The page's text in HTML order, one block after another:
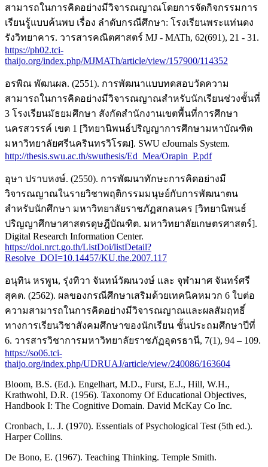
สามารถในการคิดอย่างมีวิจารณญาณโดยการจัดกิจกรรมการ
เรียนรู้แบบค้นพบ เรื่อง ลำดับกรณีศึกษา: โรงเรียนพระแท่นดง
รังวิทยาคาร. วารสารคณิตศาสตร์ MJ - MATh, 62(691), 21 - 31.
https://ph02.tci-
thaijo.org/index.php/MJMATh/article/view/157900/114352
อรพิณ พัฒนผล. (2551). การพัฒนาแบบทดสอบวัดความ
สามารถในการคิดอย่างมีวิจารณญาณสำหรับนักเรียนช่วงชั้นที่
3 โรงเรียนมัธยมศึกษา สังกัดสำนักงานเขตพื้นที่การศึกษา
นครสวรรค์ เขต 1 [วิทยานิพนธ์ปริญญาการศึกษามหาบัณฑิต
มหาวิทยาลัยศรีนครินทรวิโรฒ]. SWU eJournals System.
http://thesis.swu.ac.th/swuthesis/Ed_Mea/Orapin_P.pdf
อุษา ปราบหงษ์. (2550). การพัฒนาทักษะการคิดอย่างมี
วิจารณญาณในรายวิชาพฤติกรรมมนุษย์กับการพัฒนาตน
สำหรับนักศึกษา มหาวิทยาลัยราชภัฏสกลนคร [วิทยานิพนธ์
ปริญญาศึกษาศาสตรดุษฎีบัณฑิต. มหาวิทยาลัยเกษตรศาสตร์].
Digital Research Information Center.
https://doi.nrct.go.th/ListDoi/listDetail?
Resolve_DOI=10.14457/KU.the.2007.117
อนุทิน หรพูน, รุ่งทิวา จันทน์วัฒนวงษ์ และ จุฬามาศ จันทร์ศรี
สุคต. (2562). ผลของกรณีศึกษาเสริมด้วยเทคนิคหมวก 6 ใบต่อ
ความสามารถในการคิดอย่างมีวิจารณญาณและผลสัมฤทธิ์
ทางการเรียนวิชาสังคมศึกษาของนักเรียน ชั้นประถมศึกษาปีที่
6. วารสารวิชาการมหาวิทยาลัยราชภัฏอุดรธานี, 7(1), 94 – 109.
https://so06.tci-
thaijo.org/index.php/UDRUAJ/article/view/240086/163604
Bloom, B.S. (Ed.). Engelhart, M.D., Furst, E.J., Hill, W.H.,
Krathwohl, D.R. (1956). Taxonomy Of Educational Objectives,
Handbook I: The Cognitive Domain. David McKay Co Inc.
Cronbach, L. J. (1970). Essentials of Psychological Test (5th ed.).
Harper Collins.
De Bono, E. (1967). Teaching Thinking. Temple Smith.